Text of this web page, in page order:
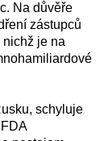
Na důvěře
zástupců
je na
schyluje
FDA